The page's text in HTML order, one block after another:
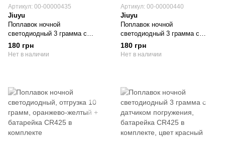
Артикул: 00-00000435
Jiuyu
Поплавок ночной
светодиодный 3 грамма с
датчиком погружения,
батарейка CR425 в комплекте,
180 грн
Нет в наличии
Артикул: 00-00000440
Jiuyu
Поплавок ночной
светодиодный 3 грамма с
датчиком погружения,
батарейка CR425 в комплекте,
180 грн
Нет в наличии